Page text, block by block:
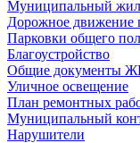
Муниципальный
Дорожное движение
Парковки общего
Благоустройство
Общие документы
Уличное освещение
План ремонтных
Муниципальный
Нарушители